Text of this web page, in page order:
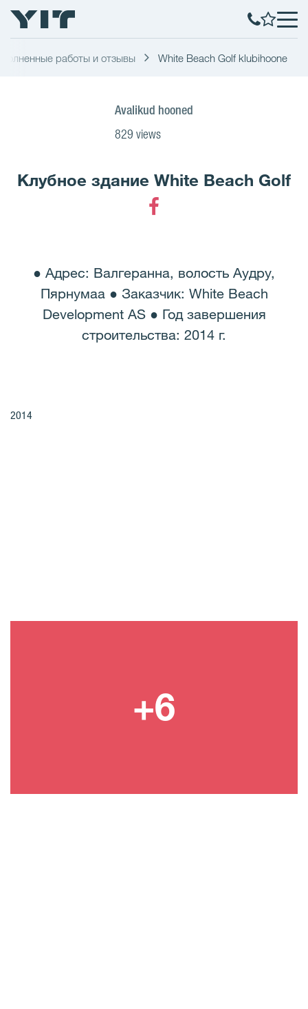
работы и отзывы White Beach Golf klubihoone
Avalikud hooned
829 views
Клубное здание White Beach Golf
● Адрес: Валгеранна, волость Аудру,
Пярнумаа ● Заказчик: White Beach
Development AS ● Год завершения
строительства: 2014 г.
2014